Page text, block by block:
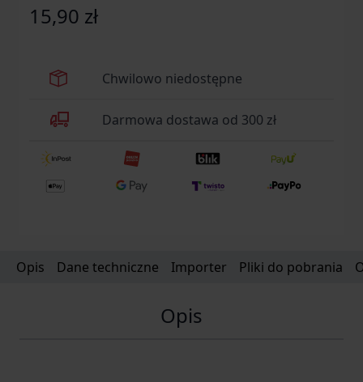
miesięcyInformacje producentaProducent;
Fenixlight Limited, ChinyEAN;
15,90 zł
Chwilowo niedostępne
Darmowa dostawa od 300 zł
Opis Dane techniczne Importer Pliki do pobrania
Opis